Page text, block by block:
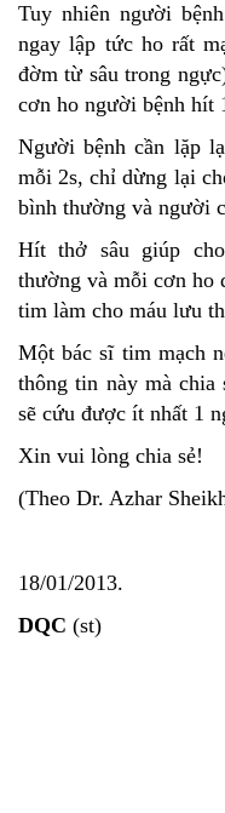
Tuy nhiên người
ngay lập tức ho rất
đờm từ sâu trong
cơn ho người bệnh hít
Người bệnh cần lặp
mỗi 2s, chỉ dừng lại
bình thường và người
Hít thở sâu giúp
thường và mỗi cơn ho
tim làm cho máu lưu
Một bác sĩ tim mạch
thông tin này mà
sẽ cứu được ít nhất 1
Xin vui lòng chia sẻ!
(Theo Dr. Azhar
18/01/2013.
DQC (st)